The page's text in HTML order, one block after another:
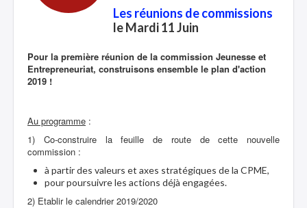
Les réunions de commissions
le Mardi 11 Juin
Pour la première réunion de la commission Jeunesse et
Entrepreneuriat, construisons ensemble le plan d'action
2019 !
Au programme :
1) Co-construire la feuille de route de cette nouvelle
commission :
à partir des valeurs et axes stratégiques de la CPME,
pour poursuivre les actions déjà engagées.
2) Etablir le calendrier 2019/2020